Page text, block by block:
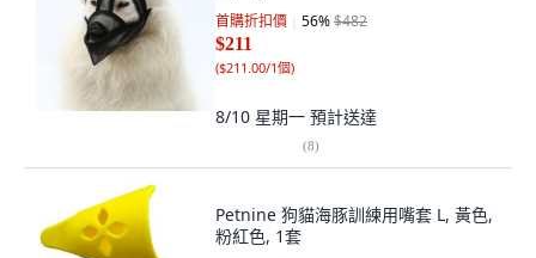
首購折扣價 56%$482
$211
($211.00/1個)
8/10 星期一 預計送達
(8)
Petnine 狗貓海豚訓練用嘴套 L, 黃色,
粉紅色, 1套